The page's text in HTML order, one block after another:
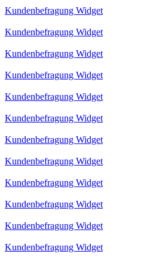
Kundenbefragung Widget
Kundenbefragung Widget
Kundenbefragung Widget
Kundenbefragung Widget
Kundenbefragung Widget
Kundenbefragung Widget
Kundenbefragung Widget
Kundenbefragung Widget
Kundenbefragung Widget
Kundenbefragung Widget
Kundenbefragung Widget
Kundenbefragung Widget